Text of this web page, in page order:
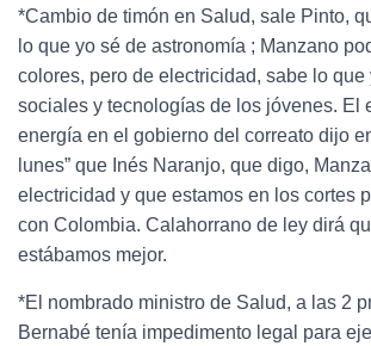
*Cambio de timón en Salud, sale Pinto,
lo que yo sé de astronomía ; Manzano
colores, pero de electricidad, sabe lo que
sociales y tecnologías de los jóvenes. El
energía en el gobierno del correato dijo
lunes” que Inés Naranjo, que digo,
electricidad y que estamos en los cortes
con Colombia. Calahorrano de ley dirá
estábamos mejor.
*El nombrado ministro de Salud, a las 2
Bernabé tenía impedimento legal para